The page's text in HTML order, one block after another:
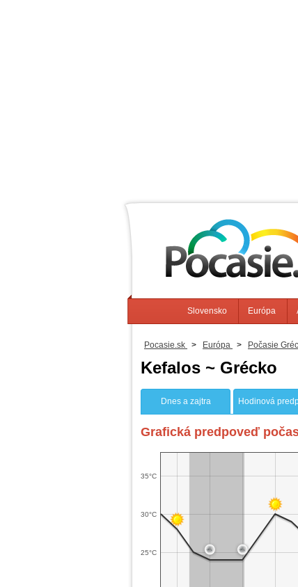
Slovensko Európa
Pocasie.sk > Európa > Počasie
Kefalos ~ Grécko
Dnes a zajtra Hodinová
Grafická predpoveď
25°C
30°C
35°C